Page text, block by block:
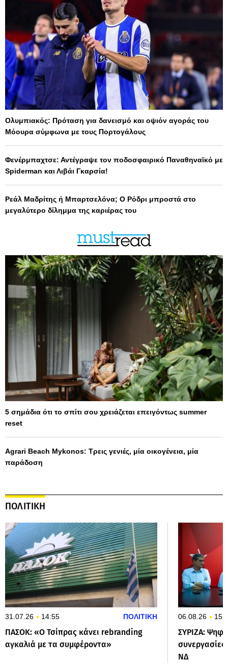
Ολυμπιακός: Πρόταση για δανεισμό και οψιόν αγοράς του
Μόουρα σύμφωνα με τους Πορτογάλους
Φενέρμπαχτσε: Αντέγραψε τον ποδοσφαιρικό Παναθηναϊκό με
Spiderman και Λιβάι Γκαρσία!
Ρεάλ Μαδρίτης ή Μπαρτσελόνα; Ο Ρόδρι μπροστά στο
μεγαλύτερο δίλημμα της καριέρας του
5 σημάδια ότι το σπίτι σου χρειάζεται επειγόντως summer
reset
Agrari Beach Mykonos: Τρεις γενιές, μία οικογένεια, μία
παράδοση
ΠΟΛΙΤΙΚΗ
31.07.26 14:55 ΠΟΛΙΤΙΚΗ
ΠΑΣΟΚ: «Ο Τσίπρας κάνει rebranding
αγκαλιά με τα συμφέροντα»
06.08.26
ΣΥΡΙΖΑ:
ΝΔ